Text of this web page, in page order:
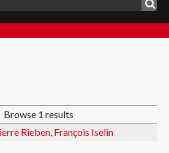
Browse 1 results
Rieben, François Iselin